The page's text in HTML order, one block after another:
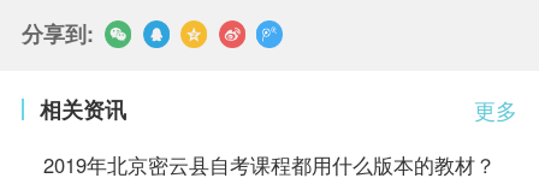
分享到:
更多
相关资讯
2019年北京密云县自考课程都用什么版本的教材？